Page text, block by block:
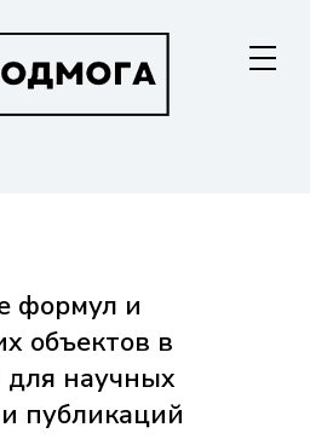
формул и
объектов в
для научных
публикаций